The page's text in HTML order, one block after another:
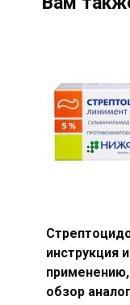
инструкция
применению,
обзор